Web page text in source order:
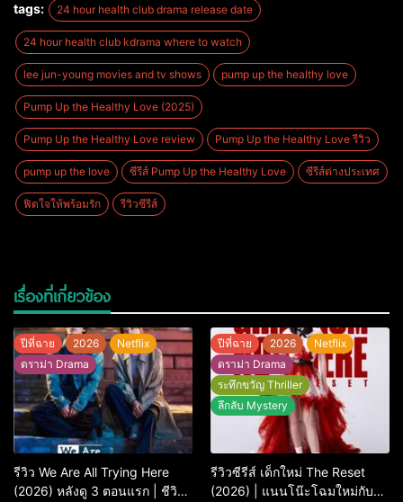
tags: 24 hour health club drama release date
24 hour health club kdrama where to watch
lee jun-young movies and tv shows pump up the healthy love
Pump Up the Healthy Love (2025)
Pump Up the Healthy Love review Pump Up the Healthy Love รีวิว
pump up the love ซีรีส์ Pump Up the Healthy Love ซีรีส์ต่างประเทศ
ฟิตใจให้พร้อมรัก รีวิวซีรีส์
เรื่องที่เกี่ยวข้อง
ปีที่ฉาย 2026
Netflix
ดราม่า Drama
รีวิว We Are All Trying Here
(2026) หลังดู 3 ตอนแรก | ชีวิต
ปีที่ฉาย 2026
Netflix
ดราม่า Drama
ระทึกขวัญ Thriller
ลึกลับ Mystery
รีวิวซีรีส์ เด็กใหม่ The Reset
(2026) | แนนโน๊ะโฉมใหม่กับ